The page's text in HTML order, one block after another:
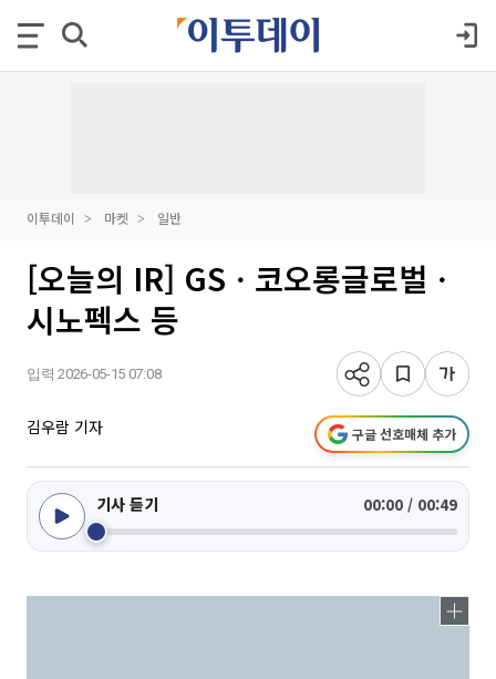
이투데이 마켓 일반
[오늘의 IR] GSㆍ코오롱글로벌ㆍ
시노펙스 등
입력 2026-05-15 07:08
김우람 기자 구글 선호매체 추가
기사 듣기 00:00 / 00:49